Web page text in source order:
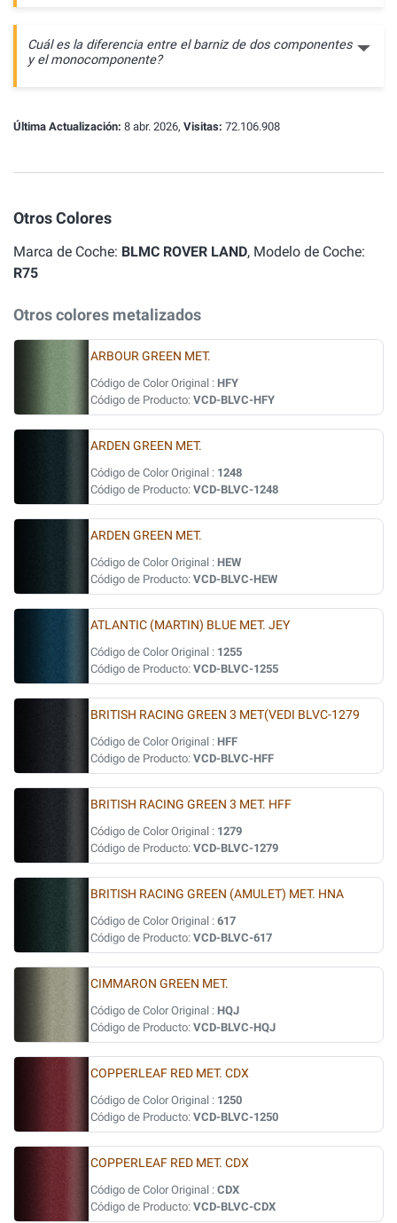
Cuál es la diferencia entre el barniz de dos componentes
y el monocomponente?
Última Actualización: 8 abr. 2026, Visitas: 72.106.908
Otros Colores
Marca de Coche: BLMC ROVER LAND, Modelo de Coche:
R75
Otros colores metalizados
ARBOUR GREEN MET.
Código de Color Original : HFY
Código de Producto: VCD-BLVC-HFY
ARDEN GREEN MET.
Código de Color Original : 1248
Código de Producto: VCD-BLVC-1248
ARDEN GREEN MET.
Código de Color Original : HEW
Código de Producto: VCD-BLVC-HEW
ATLANTIC (MARTIN) BLUE MET. JEY
Código de Color Original : 1255
Código de Producto: VCD-BLVC-1255
BRITISH RACING GREEN 3 MET(VEDI BLVC-1279
Código de Color Original : HFF
Código de Producto: VCD-BLVC-HFF
BRITISH RACING GREEN 3 MET. HFF
Código de Color Original : 1279
Código de Producto: VCD-BLVC-1279
BRITISH RACING GREEN (AMULET) MET. HNA
Código de Color Original : 617
Código de Producto: VCD-BLVC-617
CIMMARON GREEN MET.
Código de Color Original : HQJ
Código de Producto: VCD-BLVC-HQJ
COPPERLEAF RED MET. CDX
Código de Color Original : 1250
Código de Producto: VCD-BLVC-1250
COPPERLEAF RED MET. CDX
Código de Color Original : CDX
Código de Producto: VCD-BLVC-CDX